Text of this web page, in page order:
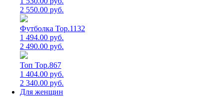
2 550.00 руб.
Футболка Top.1132
1 494.00 руб.
2 490.00 руб.
Топ Top.867
1 404.00 руб.
2 340.00 руб.
Для женщин